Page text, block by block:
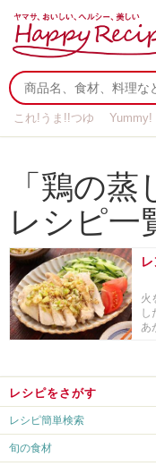
これ!うま!!つゆ Yummy!
「鶏の
レシピ一
火
し
あ
レシピをさがす
レシピ簡単検索
旬の食材